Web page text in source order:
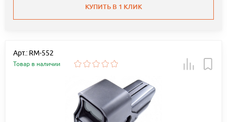
КУПИТЬ В 1 КЛИК
Арт.: RM-552
Товар в наличии